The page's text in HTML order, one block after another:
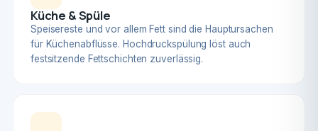
Küche & Spüle
Speisereste und vor allem Fett sind die Hauptursachen
für Küchenabflüsse. Hochdruckspülung löst auch
festsitzende Fettschichten zuverlässig.